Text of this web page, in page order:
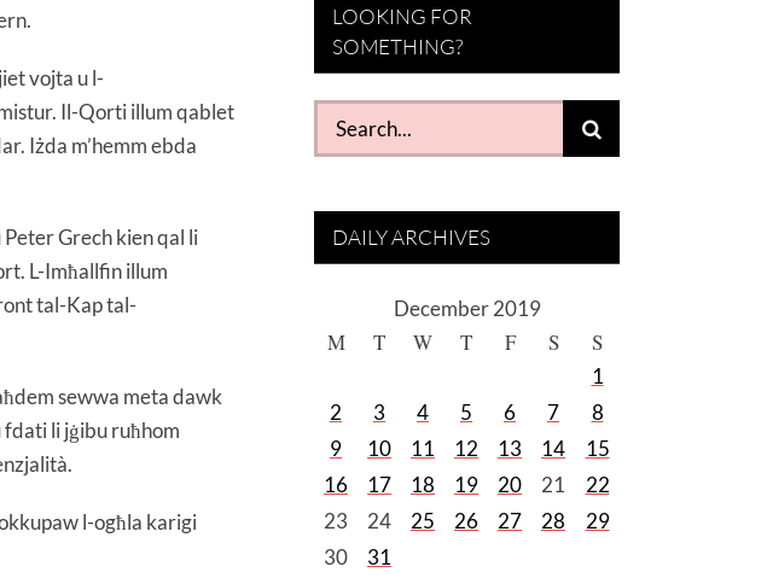
vojta u l-
Il-Qorti illum qablet
Iżda m’hemm ebda
Grech kien qal li
L-Imħallfin illum
tal-Kap tal-
sewwa meta dawk
li jġibu ruħhom
l-ogħla karigi
LOOKING FOR
SOMETHING?
Search
for:
DAILY ARCHIVES
December 2019
M T W T F S S
1
2
3 4 5 6 7
8
9
10 11 12 13 14
15
16
17 18 19 20 21
22
23
24 25 26 27 28
29
30
31